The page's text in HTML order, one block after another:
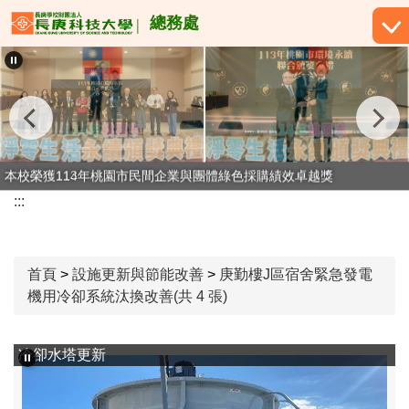
跳
到
主
內
容
區
總務處
本校榮獲114年桃園市民間企業與團體綠色採購績效卓越獎
本校榮獲113年桃園市民間企業與團體綠色採購績效卓越獎
:::
首頁 > 設施更新與節能改善 > 庚勤樓J區宿舍緊急發電
機用冷卻系統汰換改善(共 4 張)
緊急發電機用冷卻循環水泵浦組、管路更新